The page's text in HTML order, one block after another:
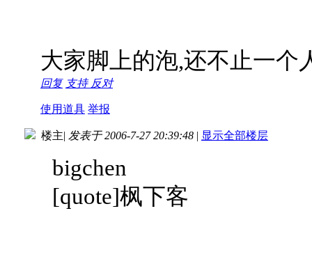
大家脚上的泡,还不止一个
回复 支持 反对
使用道具 举报
楼主| 发表于 2006-7-27 20:39:48 | 显示全部楼层
bigchen
[quote]枫下客